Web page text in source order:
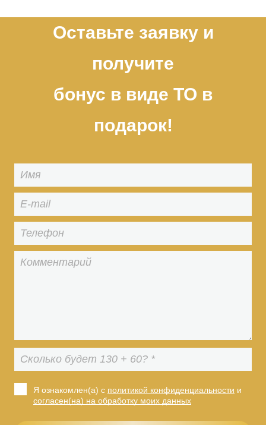
Оставьте заявку и
получите
бонус в виде ТО в
подарок!
Я ознакомлен(а) с политикой конфиденциальности и
согласен(на) на обработку моих данных